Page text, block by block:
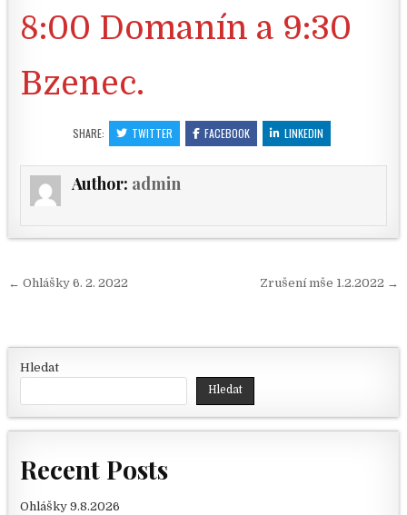
8:00 Domanín a 9:30
Bzenec.
SHARE: TWITTER FACEBOOK LINKEDIN
Author: admin
Navigace pro příspěvekZrušení mše 1.2.2022 →
← Ohlášky 6. 2. 2022
Hledat
Hledat
Recent Posts
Ohlášky 9.8.2026